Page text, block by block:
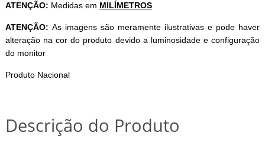
ATENÇÃO: Medidas em MILÍMETROS
ATENÇÃO: As imagens são meramente ilustrativas e pode haver
alteração na cor do produto devido a luminosidade e configuração
do monitor
Produto Nacional
Descrição do Produto